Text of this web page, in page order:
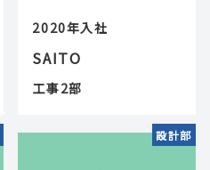
2020年入社
SAITO
工事2部
設計部